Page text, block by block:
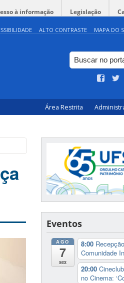
à informação Legislação
ALTO CONTRASTE MAPA DO
Área Restrita
Eventos
AGO
7
sex
8:00
Comunidade
20:00
no Cinema: